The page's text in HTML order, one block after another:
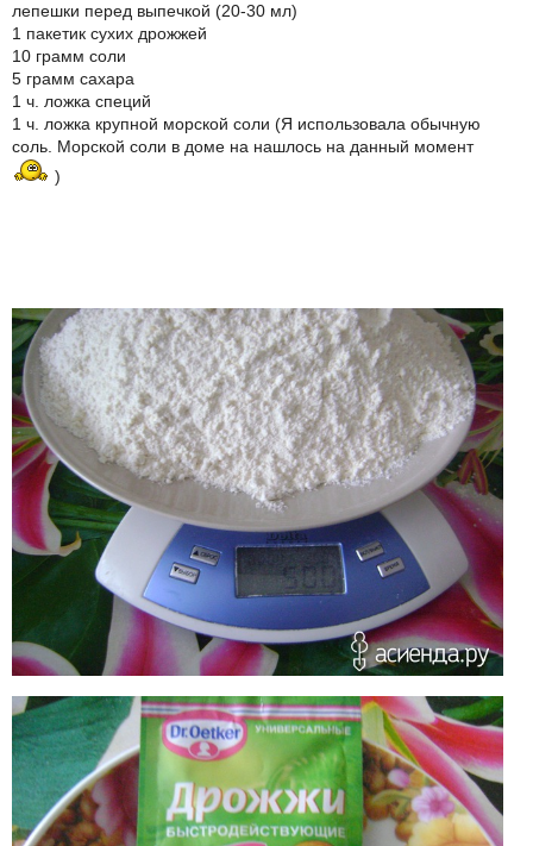
лепешки перед выпечкой (20-30 мл)
1 пакетик сухих дрожжей
10 грамм соли
5 грамм сахара
1 ч. ложка специй
1 ч. ложка крупной морской соли (Я использовала обычную
соль. Морской соли в доме на нашлось на данный момент
)